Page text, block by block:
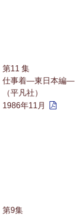
第11 集
仕事着—東日本編—
（平凡社）
1986年11月
第9集